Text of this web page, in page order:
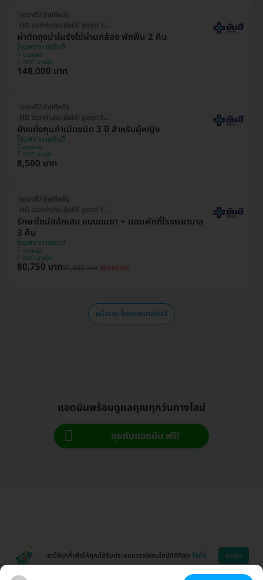
จองฟรี! จ่ายทีหลัง
HD ออกค่าประเมินให้! สูงสุด 1500 บ.
ผ่าตัดถุงน้ำในรังไข่ผ่านกล้อง พักฟื้น 2 คืน
โรงพยาบาลยันฮี
บางพลัด
MRT บางอ้อ
148,000 บาท
จองฟรี! จ่ายทีหลัง
HD ออกค่าประเมินให้! สูงสุด 500 บ.
ฝังแท่งคุมกำเนิดชนิด 3 ปี สำหรับผู้หญิง
โรงพยาบาลยันฮี
บางพลัด
MRT บางอ้อ
8,500 บาท
จองฟรี! จ่ายทีหลัง
HD ออกค่าประเมินให้! สูงสุด 1500 บ.
รักษาไซนัสอักเสบ แบบดมยา + นอนพักที่โรงพยาบาล
3 คืน
โรงพยาบาลยันฮี
บางพลัด
MRT บางอ้อ
80,750 บาท85,000 บาท ประหยัด 5%
หน้ารวม โรงพยาบาลยันฮี
แอดมินพร้อมดูแลคุณทุกวันทางไลน์
คุยกับแอดมิน ฟรี!
เราใช้คุกกี้เพื่อให้คุณได้รับประสบการณ์ออนไลน์ที่ดีที่สุด ได้ที่นี่ ตกลง